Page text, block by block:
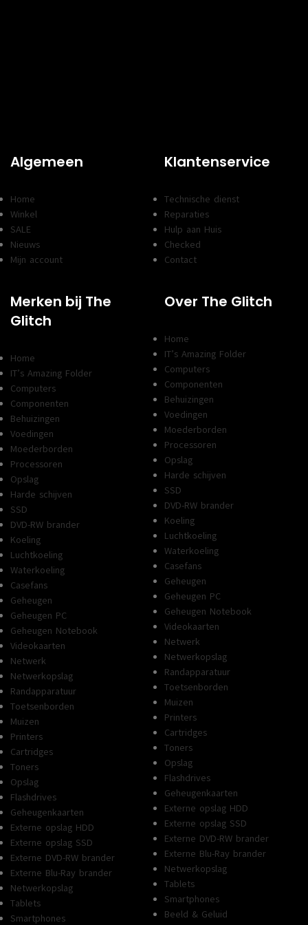
Algemeen
Home
Winkel
SALE
Nieuws
Mijn account
Klantenservice
Technische dienst
Reparaties
Hulp aan Huis
Checked
Contact
Merken bij The
Glitch
Home
IT’s Amazing Folder
Computers
Componenten
Behuizingen
Voedingen
Moederborden
Processoren
Opslag
Harde schijven
SSD
DVD-RW brander
Koeling
Luchtkoeling
Waterkoeling
Casefans
Geheugen
Geheugen PC
Geheugen Notebook
Videokaarten
Netwerk
Netwerkopslag
Randapparatuur
Toetsenborden
Muizen
Printers
Cartridges
Toners
Opslag
Flashdrives
Geheugenkaarten
Externe opslag HDD
Externe opslag SSD
Externe DVD-RW brander
Externe Blu-Ray brander
Netwerkopslag
Tablets
Smartphones
Over The Glitch
Home
IT’s Amazing Folder
Computers
Componenten
Behuizingen
Voedingen
Moederborden
Processoren
Opslag
Harde schijven
SSD
DVD-RW brander
Koeling
Luchtkoeling
Waterkoeling
Casefans
Geheugen
Geheugen PC
Geheugen Notebook
Videokaarten
Netwerk
Netwerkopslag
Randapparatuur
Toetsenborden
Muizen
Printers
Cartridges
Toners
Opslag
Flashdrives
Geheugenkaarten
Externe opslag HDD
Externe opslag SSD
Externe DVD-RW brander
Externe Blu-Ray brander
Netwerkopslag
Tablets
Smartphones
Beeld & Geluid